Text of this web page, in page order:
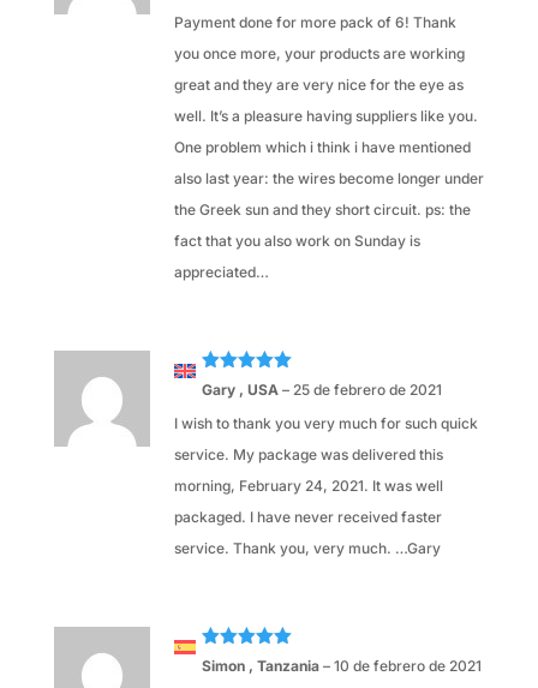
Payment done for more pack of 6! Thank
you once more, your products are working
great and they are very nice for the eye as
well. It’s a pleasure having suppliers like you.
One problem which i think i have mentioned
also last year: the wires become longer under
the Greek sun and they short circuit. ps: the
fact that you also work on Sunday is
appreciated…
Valorado
con 5de 5
Gary , USA – 25 de febrero de 2021
I wish to thank you very much for such quick
service. My package was delivered this
morning, February 24, 2021. It was well
packaged. I have never received faster
service. Thank you, very much. …Gary
Valorado
de 5
Simon , Tanzania – 10 de febrero de 2021